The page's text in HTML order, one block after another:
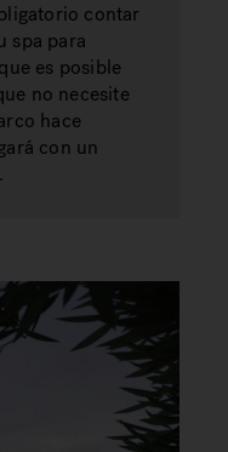
contar
spa para
es posible
no necesite
hace
con un